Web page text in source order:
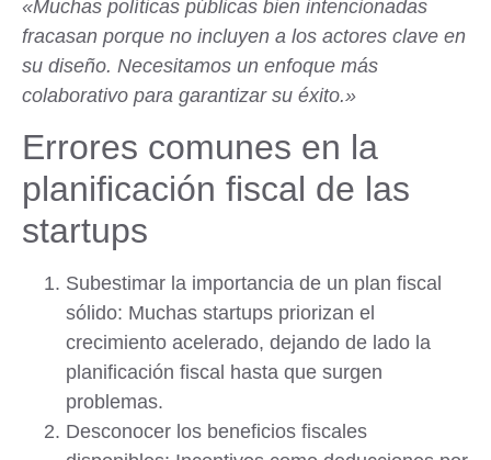
«Muchas políticas públicas bien intencionadas
fracasan porque no incluyen a los actores clave en
su diseño. Necesitamos un enfoque más
colaborativo para garantizar su éxito.»
Errores comunes en la
planificación fiscal de las
startups
Subestimar la importancia de un plan fiscal
sólido: Muchas startups priorizan el
crecimiento acelerado, dejando de lado la
planificación fiscal hasta que surgen
problemas.
Desconocer los beneficios fiscales